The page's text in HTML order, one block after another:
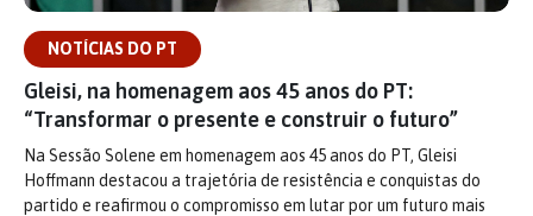
NOTÍCIAS DO PT
Gleisi, na homenagem aos 45 anos do PT:
“Transformar o presente e construir o futuro”
Na Sessão Solene em homenagem aos 45 anos do PT, Gleisi
Hoffmann destacou a trajetória de resistência e conquistas do
partido e reafirmou o compromisso em lutar por um futuro mais